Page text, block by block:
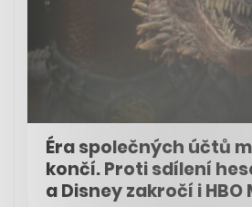
Éra společných účtů
končí. Proti sdílení
a Disney zakročí i HBO